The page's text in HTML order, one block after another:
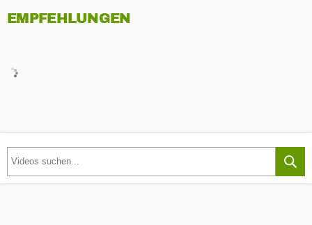
EMPFEHLUNGEN